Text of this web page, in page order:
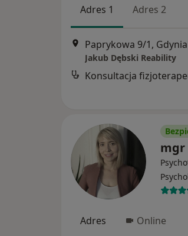
Adres 1 Adres 2
Paprykowa 9/1, Gdynia
Jakub Dębski Reability
Konsultacja
mgr
Adres Online